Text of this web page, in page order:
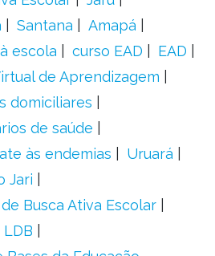
Santana
Amapá
escola curso EAD
EAD
de Aprendizagem
domiciliares
de saúde
às endemias
Uruará
Jari
Busca Ativa Escolar
LDB